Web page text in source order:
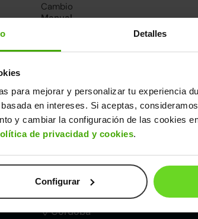
Detalles
para mejorar y personalizar tu experiencia
en intereses. Si aceptas,
y cambiar la configuración de las cookies
de privacidad y cookies.
Configurar
Cambio
Manual
y emisiones
otros datos
Ancho
Alto
Córdoba